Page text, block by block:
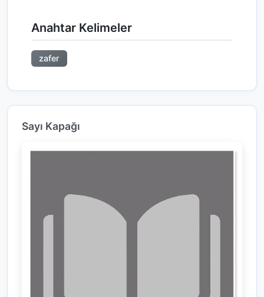
Anahtar Kelimeler
zafer
Sayı Kapağı